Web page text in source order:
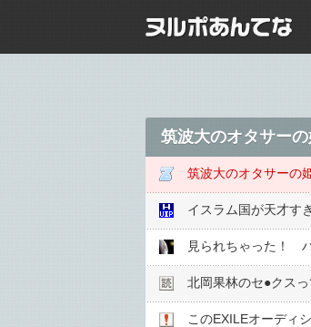
筑波大のオタサー
筑波大のオタサーの
イスラム国が天才す
見られちゃった！
北岡果林のセ●︎クス
このEXILEオーディ